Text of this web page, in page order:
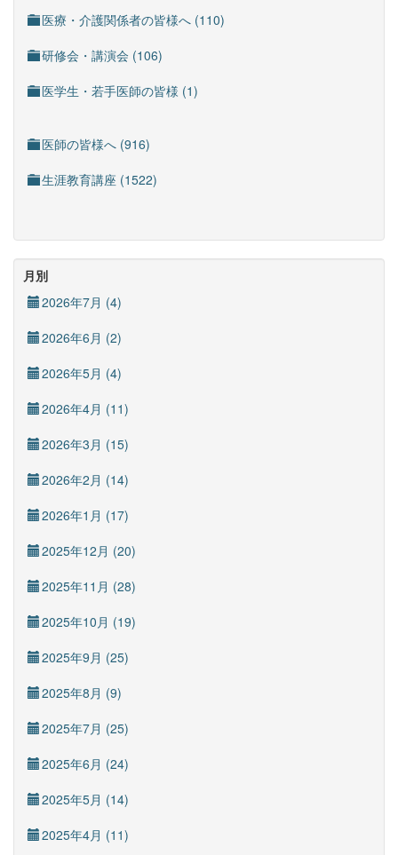
医療・介護関係者の皆様へ (110)
研修会・講演会 (106)
医学生・若手医師の皆様 (1)
医師の皆様へ (916)
生涯教育講座 (1522)
月別
2026年7月 (4)
2026年6月 (2)
2026年5月 (4)
2026年4月 (11)
2026年3月 (15)
2026年2月 (14)
2026年1月 (17)
2025年12月 (20)
2025年11月 (28)
2025年10月 (19)
2025年9月 (25)
2025年8月 (9)
2025年7月 (25)
2025年6月 (24)
2025年5月 (14)
2025年4月 (11)